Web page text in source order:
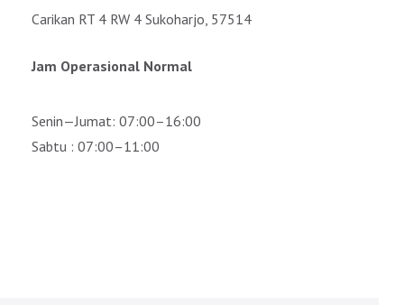
Carikan RT 4 RW 4 Sukoharjo, 57514
Jam Operasional Normal
Senin—Jumat: 07:00–16:00
Sabtu : 07:00–11:00